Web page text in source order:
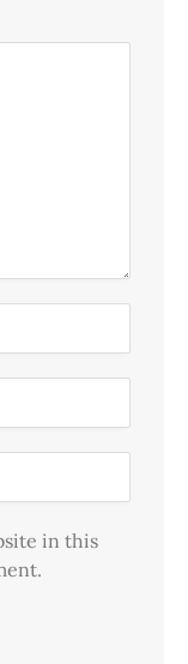
in this